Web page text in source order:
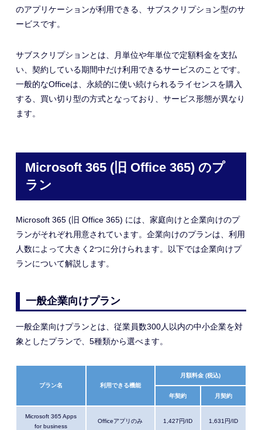
のアプリケーションが利用できる
サブスクリプション型のサ
ービスです。
サブスクリプションとは、月単位や年単位で定額料金を支払
い、契約している期間中だけ利用できるサービスのことです。
一般的なOfficeは、永続的に使い続けられるライセンスを購入
する
買い切り型の方式となっており、サービス形態が異なり
ます。
Microsoft 365 (旧 Office 365) のプ
ラン
Microsoft 365 (旧 Office 365) には、家庭向けと企業向けのプ
ランがそれぞれ用意されています。企業向けのプランは、利用
人数によって大きく2つに分けられます。以下では企業向けプ
ランについて解説します。
一般企業向けプラン
一般企業向けプランとは、従業員数300人以内の中小企業を対
象としたプランで、 5種類から選べます。
プラン名 利用できる機能
月額料金 (税込)
年契約 月契約
Microsoft 365 Apps
for business
Officeアプリのみ 1,427円/ID 1,631円/ID